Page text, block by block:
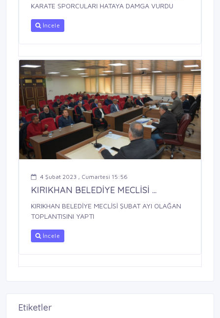
KARATE SPORCULARI HATAYA DAMGA VURDU
İncele
4 Şubat 2023 , Cumartesi 15:56
KIRIKHAN BELEDİYE MECLİSİ ...
KIRIKHAN BELEDİYE MECLİSİ ŞUBAT AYI OLAĞAN
TOPLANTISINI YAPTI
İncele
Etiketler